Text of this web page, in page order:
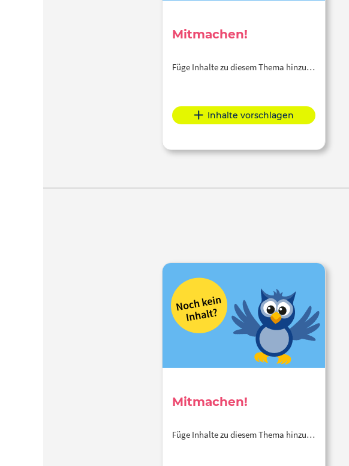
Mitmachen!
Füge Inhalte zu diesem Thema hinzu…
Inhalte vorschlagen
Mitmachen!
Füge Inhalte zu diesem Thema hinzu…